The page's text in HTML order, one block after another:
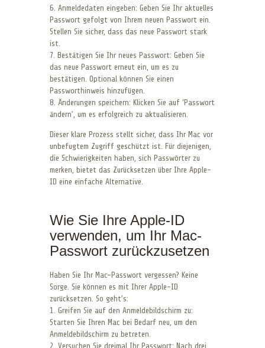
6. Anmeldedaten eingeben: Geben Sie Ihr aktuelles
Passwort gefolgt von Ihrem neuen Passwort ein.
Stellen Sie sicher, dass das neue Passwort stark
ist.
7. Bestätigen Sie Ihr neues Passwort: Geben Sie
das neue Passwort erneut ein, um es zu
bestätigen. Optional können Sie einen
Passworthinweis hinzufügen.
8. Änderungen speichern: Klicken Sie auf ‘Passwort
ändern’, um es erfolgreich zu aktualisieren.
Dieser klare Prozess stellt sicher, dass Ihr Mac vor
unbefugtem Zugriff geschützt ist. Für diejenigen,
die Schwierigkeiten haben, sich Passwörter zu
merken, bietet das Zurücksetzen über Ihre Apple-
ID eine einfache Alternative.
Wie Sie Ihre Apple-ID
verwenden, um Ihr Mac-
Passwort zurückzusetzen
Haben Sie Ihr Mac-Passwort vergessen? Keine
Sorge. Sie können es mit Ihrer Apple-ID
zurücksetzen. So geht’s:
1. Greifen Sie auf den Anmeldebildschirm zu:
Starten Sie Ihren Mac bei Bedarf neu, um den
Anmeldebildschirm zu betreten.
2. Versuchen Sie dreimal Ihr Passwort: Nach drei